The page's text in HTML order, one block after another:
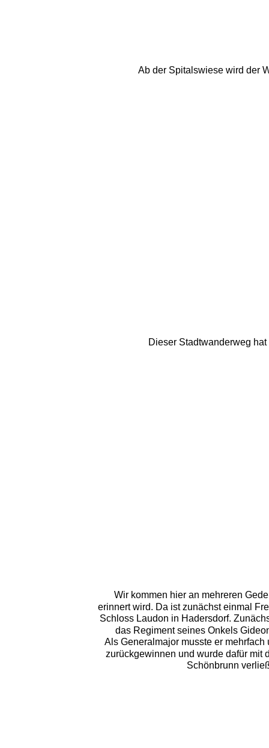
Ab der Spitalswiese wird der
Dieser Stadtwanderweg
Wir kommen hier an mehreren
erinnert wird. Da ist zunächst einmal
Schloss Laudon in Hadersdorf.
das Regiment seines Onkels
Als Generalmajor musste er
zurückgewinnen und wurde dafür mit
Schönbrunn